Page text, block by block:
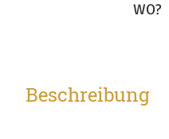
WO?
Beschreibung